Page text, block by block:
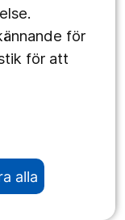
för
för att
alla